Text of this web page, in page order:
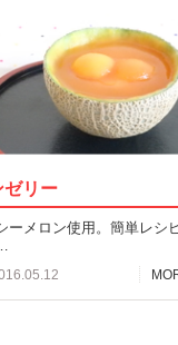
ゼリー
ーメロン使用。簡単レシ